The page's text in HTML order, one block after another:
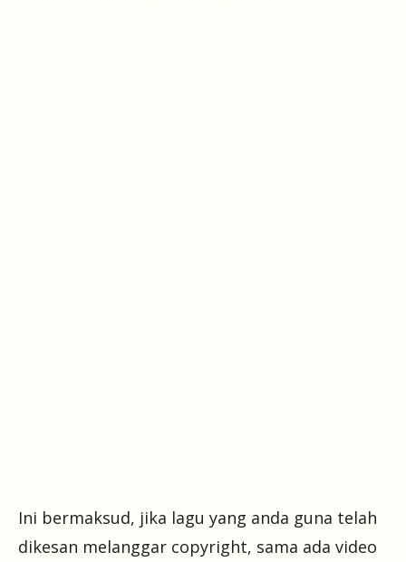
Ini bermaksud, jika lagu yang anda guna telah
dikesan melanggar copyright, sama ada video